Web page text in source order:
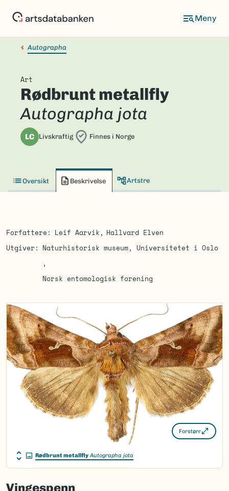
Autographa
Art
Rødbrunt metallfly
Autographa jota
LC Livskraftig Finnes i Norge
Oversikt Beskrivelse Artstre
Forfattere Leif Aarvik
Hallvard Elven
Utgiver
Naturhistorisk museum, Universitetet i Oslo
Norsk entomologisk forening
Forstørr
Rødbrunt metallfly Autographa jota
Vingespenn